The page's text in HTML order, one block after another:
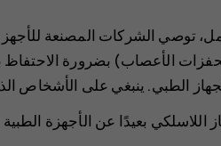
توصي الشركات المصنعة
الطبي. ينبغي على الأشخاص
بعيدًا عن الأجهزة الطبية بمسافة لا تقل